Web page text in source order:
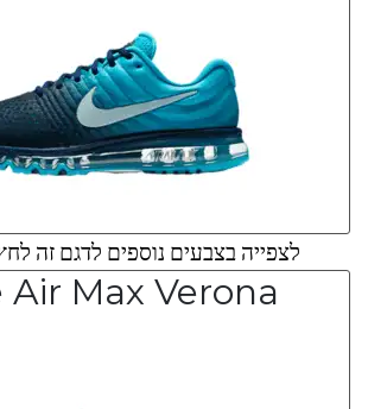
לצפייה בצבעים נוספים לדגם זה
Air Max Verona